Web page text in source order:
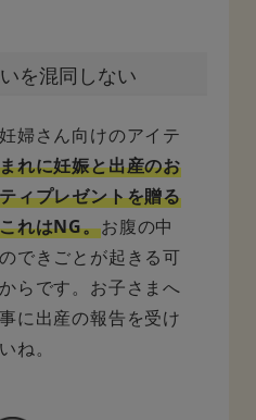
を混同しない
婦さん向けのアイテ
まれに妊娠と出産のお
ィプレゼントを贈る
れはNG。お腹の中
できごとが起きる可
らです。お子さまへ
に出産の報告を受け
ね。